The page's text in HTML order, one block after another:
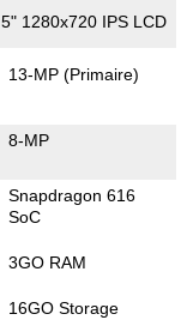
5" 1280x720 IPS LCD
13-MP (Primaire)
8-MP
Snapdragon 616
SoC
3GO RAM
16GO Storage